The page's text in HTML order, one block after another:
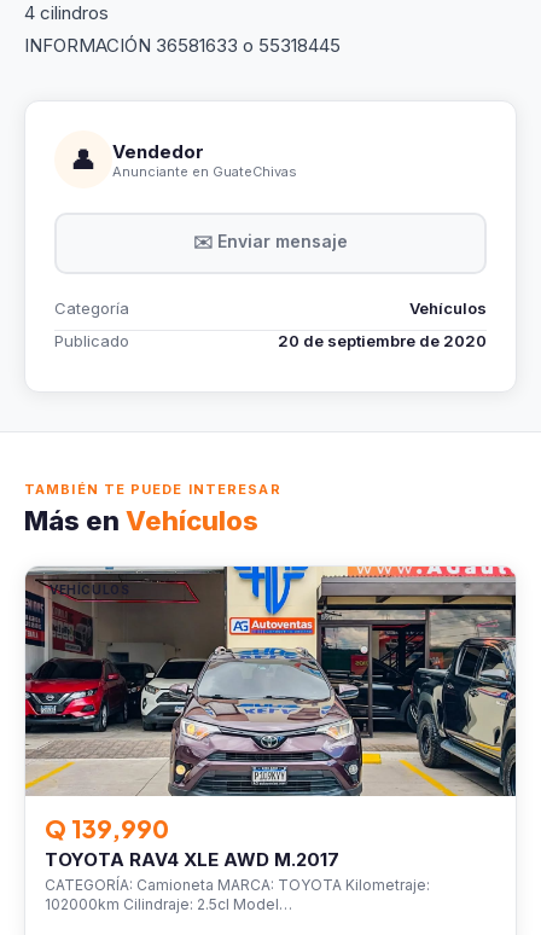
4 cilindros
INFORMACIÓN 36581633 o 55318445
👤 Vendedor
Anunciante en GuateChivas
✉️ Enviar mensaje
Categoría
Vehículos
Publicado
20 de septiembre de 2020
TAMBIÉN TE PUEDE INTERESAR
Más en Vehículos
VEHÍCULOS
Q 139,990
TOYOTA RAV4 XLE AWD M.2017
CATEGORÍA: Camioneta MARCA: TOYOTA Kilometraje:
102000km Cilindraje: 2.5cl Model…